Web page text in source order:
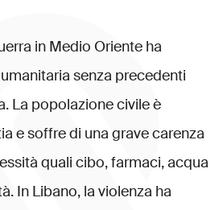
erra in Medio Oriente ha
umanitaria senza precedenti
. La popolazionecivileè
ia esoffredi una gravecarenza
essità quali cibo,farmaci,acqua
à. In Libano, la violenza ha